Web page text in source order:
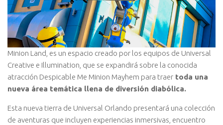
Minion Land, es un espacio creado por los equipos de Universal
Creative e Illumination, que se expandirá sobre la conocida
atracción Despicable Me Minion Mayhem para traer toda una
nueva área temática llena de diversión diabólica.
Esta nueva tierra de Universal Orlando presentará una colección
de aventuras que incluyen experiencias inmersivas, encuentro